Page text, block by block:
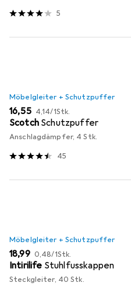
5
Möbelgleiter + Schutzpuffer
EUR
16,55 EUR
4,14/1Stk.
Scotch Schutzpuffer
Anschlagdämpfer, 4 Stk.
45
Möbelgleiter + Schutzpuffer
EUR
18,99 EUR
0,48/1Stk.
Intirilife Stuhlfusskappen
Steckgleiter, 40 Stk.